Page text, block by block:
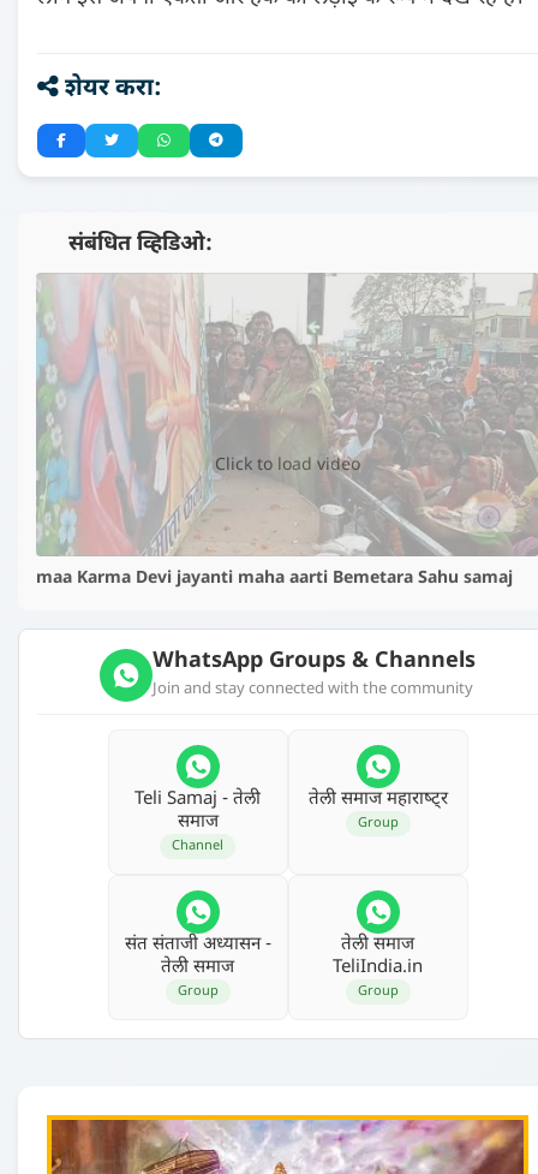
शेयर करा:
📺 संबंधित व्हिडिओ:
▶️
Click to load video
maa Karma Devi jayanti maha aarti Bemetara Sahu samaj
WhatsApp Groups & Channels
Join and stay connected with the community
Teli Samaj - तेली
समाज
Channel
तेली समाज महाराष्‍ट्र
Group
संत संताजी अध्‍यासन -
तेली समाज
Group
तेली समाज
TeliIndia.in
Group